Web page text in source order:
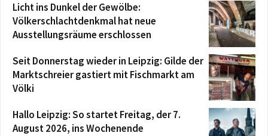
Licht ins Dunkel der Gewölbe:
Völkerschlachtdenkmal hat neue
Ausstellungsräume erschlossen
Seit Donnerstag wieder in Leipzig: Gilde der
Marktschreier gastiert mit Fischmarkt am
Völki
Hallo Leipzig: So startet Freitag, der 7.
August 2026, ins Wochenende